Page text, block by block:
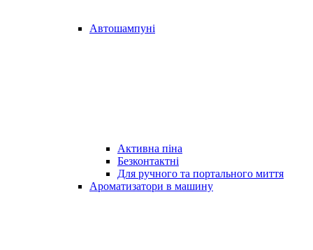
Автошампуні
Активна піна
Безконтактні
Для ручного та портального миття
Ароматизатори в машину